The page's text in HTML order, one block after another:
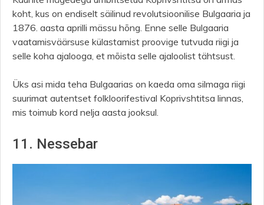
koht, kus on endiselt säilinud revolutsioonilise Bulgaaria ja
1876. aasta aprilli mässu hõng. Enne selle Bulgaaria
vaatamisväärsuse külastamist proovige tutvuda riigi ja
selle koha ajalooga, et mõista selle ajaloolist tähtsust.
Üks asi mida teha Bulgaarias on kaeda oma silmaga riigi
suurimat autentset folkloorifestival Koprivshtitsa linnas,
mis toimub kord nelja aasta jooksul.
11. Nessebar